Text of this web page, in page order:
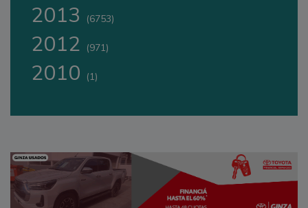
2013 (6753)
2012 (971)
2010 (1)